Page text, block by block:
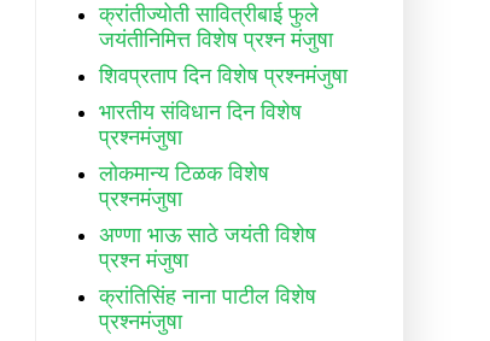
क्रांतीज्योती सावित्रीबाई फुले
जयंतीनिमित्त विशेष प्रश्न मंजुषा
शिवप्रताप दिन विशेष प्रश्नमंजुषा
भारतीय संविधान दिन विशेष
प्रश्नमंजुषा
लोकमान्य टिळक विशेष
प्रश्नमंजुषा
अण्णा भाऊ साठे जयंती विशेष
प्रश्न मंजुषा
क्रांतिसिंह नाना पाटील विशेष
प्रश्नमंजुषा